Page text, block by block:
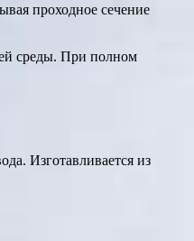
проходное сечение
среды. При полном
Изготавливается из